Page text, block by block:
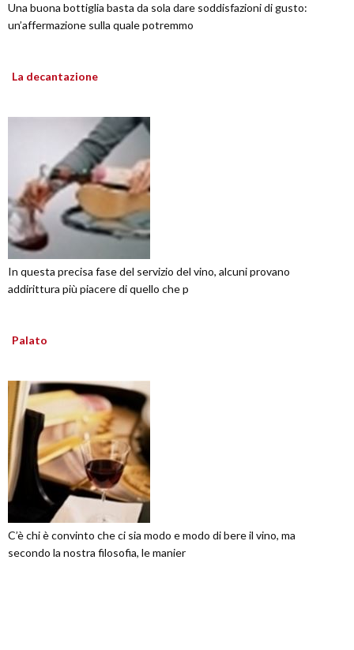
Una buona bottiglia basta da sola dare soddisfazioni di gusto:
un’affermazione sulla quale potremmo
La decantazione
In questa precisa fase del servizio del vino, alcuni provano
addirittura più piacere di quello che p
Palato
C’è chi è convinto che ci sia modo e modo di bere il vino, ma
secondo la nostra filosofia, le manier